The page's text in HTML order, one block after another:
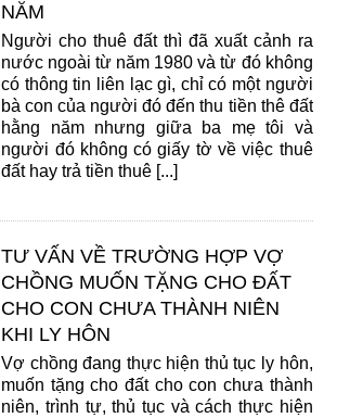
NĂM
Người cho thuê đất thì đã xuất cảnh ra
nước ngoài từ năm 1980 và từ đó không
có thông tin liên lạc gì, chỉ có một người
bà con của người đó đến thu tiền thê đất
hằng năm nhưng giữa ba mẹ tôi và
người đó không có giấy tờ về việc thuê
đất hay trả tiền thuê [...]
TƯ VẤN VỀ TRƯỜNG HỢP VỢ
CHỒNG MUỐN TẶNG CHO ĐẤT
CHO CON CHƯA THÀNH NIÊN
KHI LY HÔN
Vợ chồng đang thực hiện thủ tục ly hôn,
muốn tặng cho đất cho con chưa thành
niên, trình tự, thủ tục và cách thực hiện